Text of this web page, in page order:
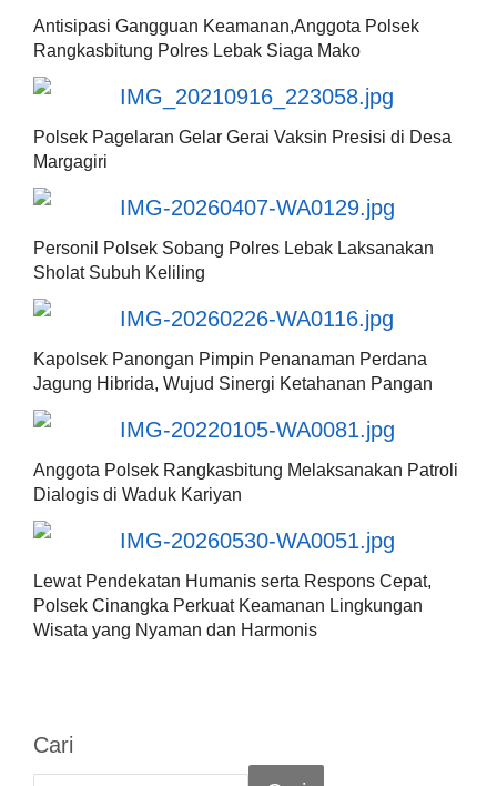
Antisipasi Gangguan Keamanan,Anggota Polsek
Rangkasbitung Polres Lebak Siaga Mako
Polsek Pagelaran Gelar Gerai Vaksin Presisi di Desa
Margagiri
Personil Polsek Sobang Polres Lebak Laksanakan
Sholat Subuh Keliling
Kapolsek Panongan Pimpin Penanaman Perdana
Jagung Hibrida, Wujud Sinergi Ketahanan Pangan
Anggota Polsek Rangkasbitung Melaksanakan Patroli
Dialogis di Waduk Kariyan
Lewat Pendekatan Humanis serta Respons Cepat,
Polsek Cinangka Perkuat Keamanan Lingkungan
Wisata yang Nyaman dan Harmonis
Cari